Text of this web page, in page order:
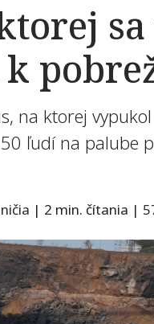
na ktorej
ľudí na palube
| 2 min. čítania |